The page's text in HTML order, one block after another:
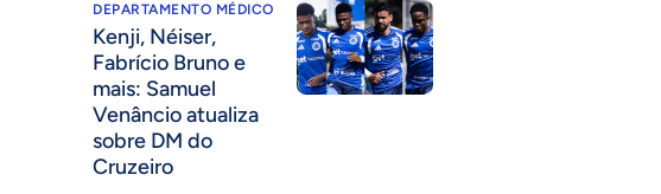
DEPARTAMENTO MÉDICO
Kenji, Néiser,
Fabrício Bruno e
mais: Samuel
Venâncio atualiza
sobre DM do
Cruzeiro